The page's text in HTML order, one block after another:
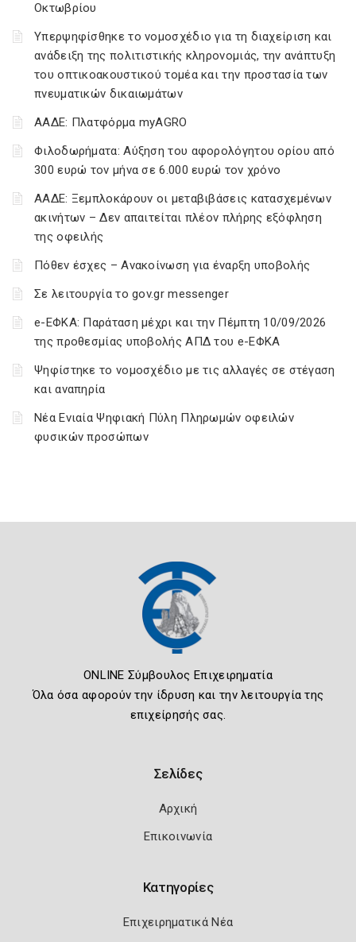
Οκτωβρίου
Υπερψηφίσθηκε το νομοσχέδιο για τη διαχείριση και
ανάδειξη της πολιτιστικής κληρονομιάς, την ανάπτυξη
του οπτικοακουστικού τομέα και την προστασία των
πνευματικών δικαιωμάτων
ΑΑΔΕ: Πλατφόρμα myAGRO
Φιλοδωρήματα: Αύξηση του αφορολόγητου ορίου από
300 ευρώ τον μήνα σε 6.000 ευρώ τον χρόνο
ΑΑΔΕ: Ξεμπλοκάρουν οι μεταβιβάσεις κατασχεμένων
ακινήτων – Δεν απαιτείται πλέον πλήρης εξόφληση
της οφειλής
Πόθεν έσχες – Ανακοίνωση για έναρξη υποβολής
Σε λειτουργία το gov.gr messenger
e-ΕΦΚΑ: Παράταση μέχρι και την Πέμπτη 10/09/2026
της προθεσμίας υποβολής ΑΠΔ του e-ΕΦΚΑ
Ψηφίστηκε το νομοσχέδιο με τις αλλαγές σε στέγαση
και αναπηρία
Νέα Ενιαία Ψηφιακή Πύλη Πληρωμών οφειλών
φυσικών προσώπων
ONLINE Σύμβουλος Επιχειρηματία
Όλα όσα αφορούν την ίδρυση και την λειτουργία της
επιχείρησής σας.
Σελίδες
Αρχική
Επικοινωνία
Κατηγορίες
Επιχειρηματικά Νέα